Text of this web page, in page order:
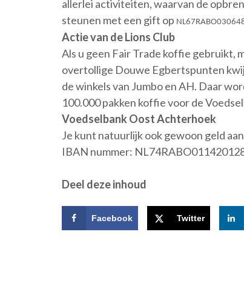
allerlei activiteiten, waarvan de
steunen met een gift op
Actie van de Lions Club
Als u geen Fair Trade koffie gebruikt,
overtollige Douwe Egbertspunten
de winkels van Jumbo en AH. Daar
100.000 pakken koffie voor de
Voedselbank Oost Achterhoek
Je kunt natuurlijk ook gewoon geld
IBAN nummer:
Deel deze inhoud
Facebook Twitter